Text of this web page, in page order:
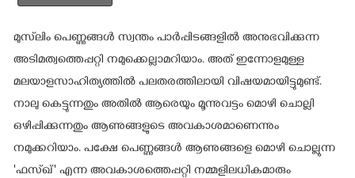
മുസ്‌ലിം പെണ്ണുങ്ങള്‍ സ്വന്തം പാര്‍പ്പിടങ്ങളില്‍ അനുഭവിക്കുന്ന
അടിമത്വത്തെപ്പറ്റി നമുക്കെല്ലാമറിയാം. അത്‌ ഇന്നോളമുള്ള
മലയാളസാഹിത്യത്തില്‍ പലതരത്തിലായി വിഷയമായിട്ടുമുണ്ട്‌.
നാലു കെട്ടുന്നതും അതില്‍ ആരെയും മൂന്നുവട്ടം മൊഴി ചൊല്ലി
ഒഴിപ്പിക്കുന്നതും ആണുങ്ങളുടെ അവകാശമാണെന്നും
നമുക്കറിയാം. പക്ഷേ പെണ്ണുങ്ങള്‍ ആണുങ്ങളെ മൊഴി ചൊല്ലുന്ന
'ഫസ്ഖ്‌' എന്ന അവകാശത്തെപ്പറ്റി നമ്മളിലധികമാരും